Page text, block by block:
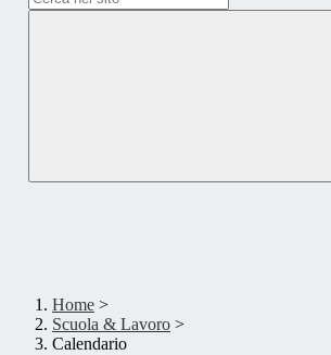
Home >
Scuola & Lavoro >
Calendario